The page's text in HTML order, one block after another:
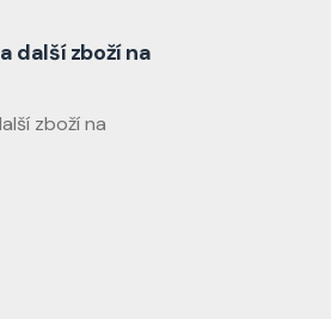
další zboží na
zboží na